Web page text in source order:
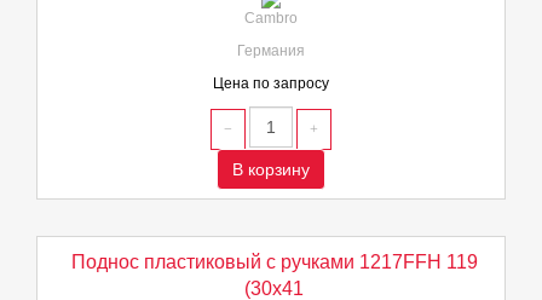
Cambro
Германия
Цена по запросу
В корзину
Поднос пластиковый с ручками 1217FFH 119
(30х41